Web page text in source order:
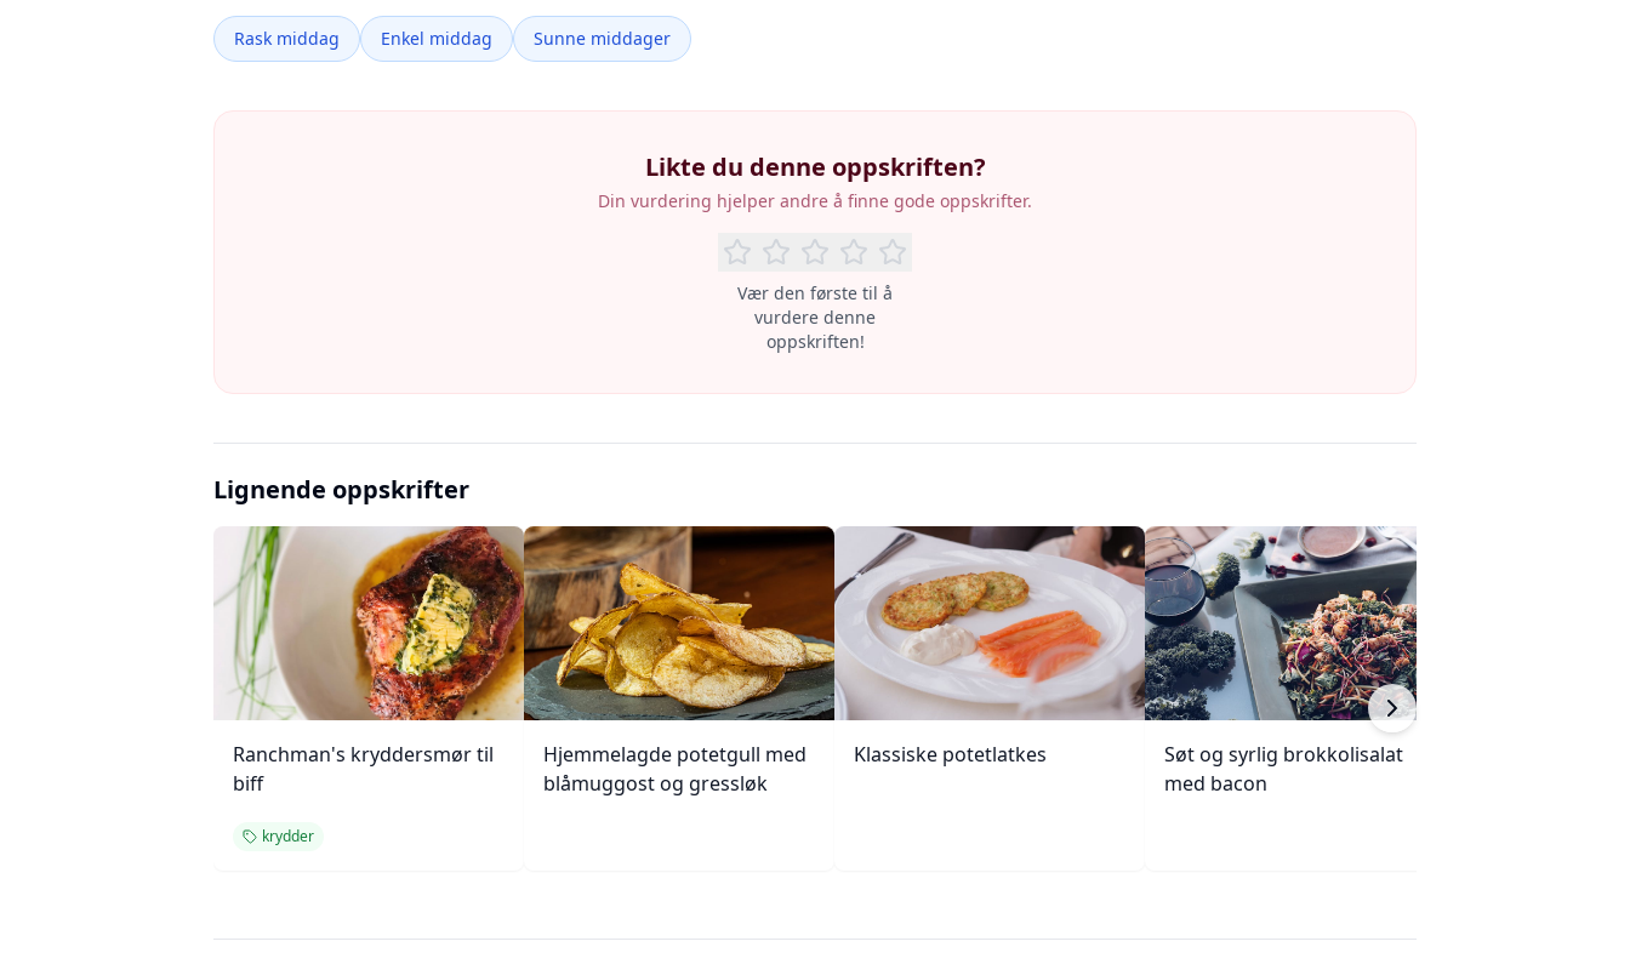
Rask middag Enkel middag Sunne middager
Likte du denne oppskriften?
Din vurdering hjelper andre å finne gode oppskrifter.
Vær den første til å
vurdere denne
oppskriften!
Lignende oppskrifter
Ranchman's kryddersmør til
biff
krydder
Hjemmelagde potetgull med
blåmuggost og gressløk
Klassiske potetlatkes
Søt og syrlig brokkolisalat
med bacon